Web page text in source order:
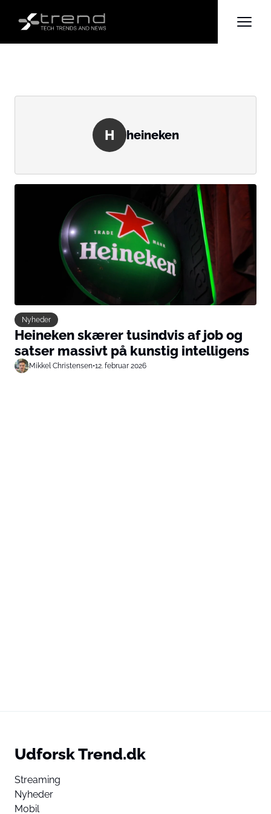
H heineken
Nyheder
Heineken skærer tusindvis af job og
satser massivt på kunstig intelligens
Mikkel Christensen•12. februar 2026
Udforsk Trend.dk
Streaming
Nyheder
Mobil